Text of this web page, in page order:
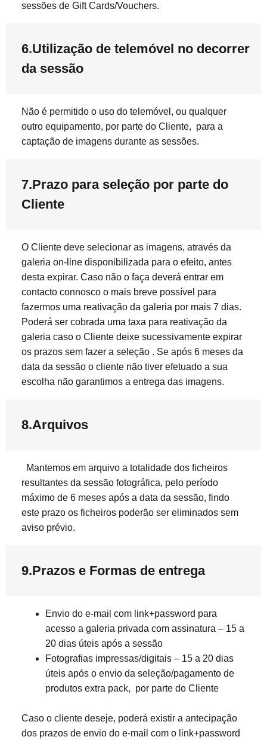
sessões de Gift Cards/Vouchers.
6.Utilização de telemóvel no decorrer
da sessão
Não é permitido o uso do telemóvel, ou qualquer
outro equipamento, por parte do Cliente, para a
captação de imagens durante as sessões.
7.Prazo para seleção por parte do
Cliente
O Cliente deve selecionar as imagens, através da
galeria on-line disponibilizada para o efeito, antes
desta expirar. Caso não o faça deverá entrar em
contacto connosco o mais breve possível para
fazermos uma reativação da galeria por mais 7 dias.
Poderá ser cobrada uma taxa para reativação da
galeria caso o Cliente deixe sucessivamente expirar
os prazos sem fazer a seleção . Se após 6 meses da
data da sessão o cliente não tiver efetuado a sua
escolha não garantimos a entrega das imagens.
8.Arquivos
Mantemos em arquivo a totalidade dos ficheiros
resultantes da sessão fotográfica, pelo período
máximo de 6 meses após a data da sessão, findo
este prazo os ficheiros poderão ser eliminados sem
aviso prévio.
9.Prazos e Formas de entrega
Envio do e-mail com link+password para
acesso a galeria privada com assinatura – 15 a
20 dias úteis após a sessão
Fotografias impressas/digitais – 15 a 20 dias
úteis após o envio da seleção/pagamento de
produtos extra pack, por parte do Cliente
Caso o cliente deseje, poderá existir a antecipação
dos prazos de envio do e-mail com o link+password